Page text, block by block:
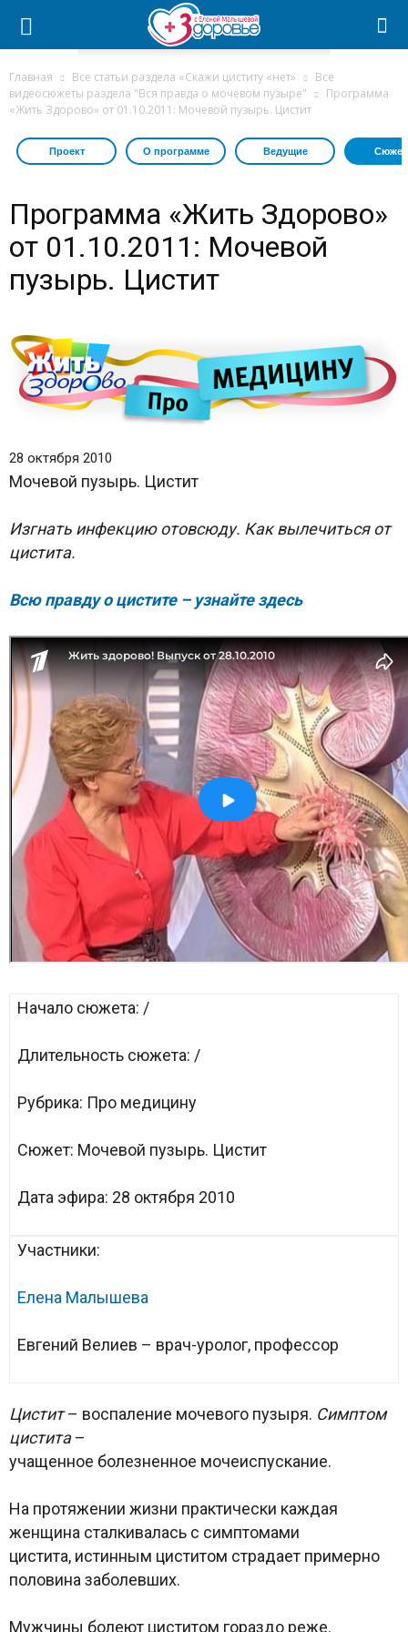
Главная Все статьи раздела «Скажи циститу «нет»
Все
видеосюжеты раздела "Вся правда о мочевом пузыре"
Программа
«Жить Здорово» от 01.10.2011: Мочевой пузырь. Цистит
Проект О программе Ведущие
Программа «Жить Здорово»
от 01.10.2011: Мочевой
пузырь. Цистит
28 октября 2010
Мочевой пузырь. Цистит
Изгнать инфекцию отовсюду. Как вылечиться от
цистита.
Всю правду о цистите – узнайте здесь
Начало сюжета: /
Длительность сюжета: /
Рубрика: Про медицину
Сюжет: Мочевой пузырь. Цистит
Дата эфира: 28 октября 2010
Участники:
Елена Малышева
Евгений Велиев – врач-уролог, профессор
Цистит– воспаление мочевого пузыря. Симптом
цистита–
учащенное болезненное мочеиспускание.
На протяжении жизни практически каждая
женщина сталкивалась с симптомами
цистита, истинным циститом страдает примерно
половина заболевших.
Мужчины болеют циститом гораздо реже.